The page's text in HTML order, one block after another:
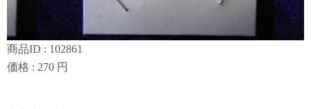
商品ID : 102861
価格 : 270 円